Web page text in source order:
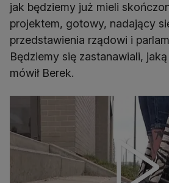
jak będziemy już mieli
projektem, gotowy, nadający
przedstawienia rządowi i
Będziemy się zastanawiali,
mówił Berek.